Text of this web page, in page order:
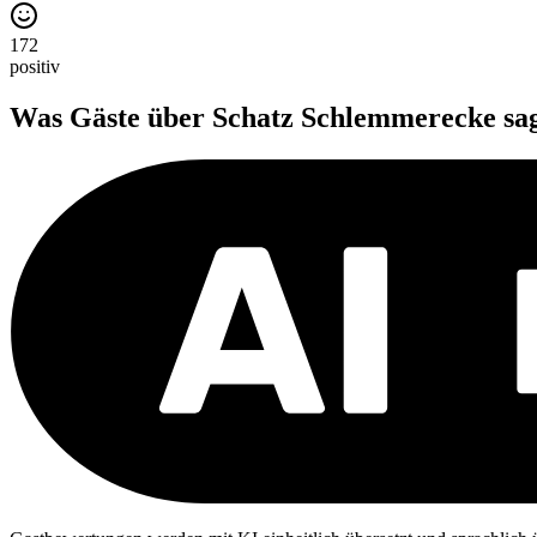
172
positiv
Was Gäste über Schatz Schlemmerecke